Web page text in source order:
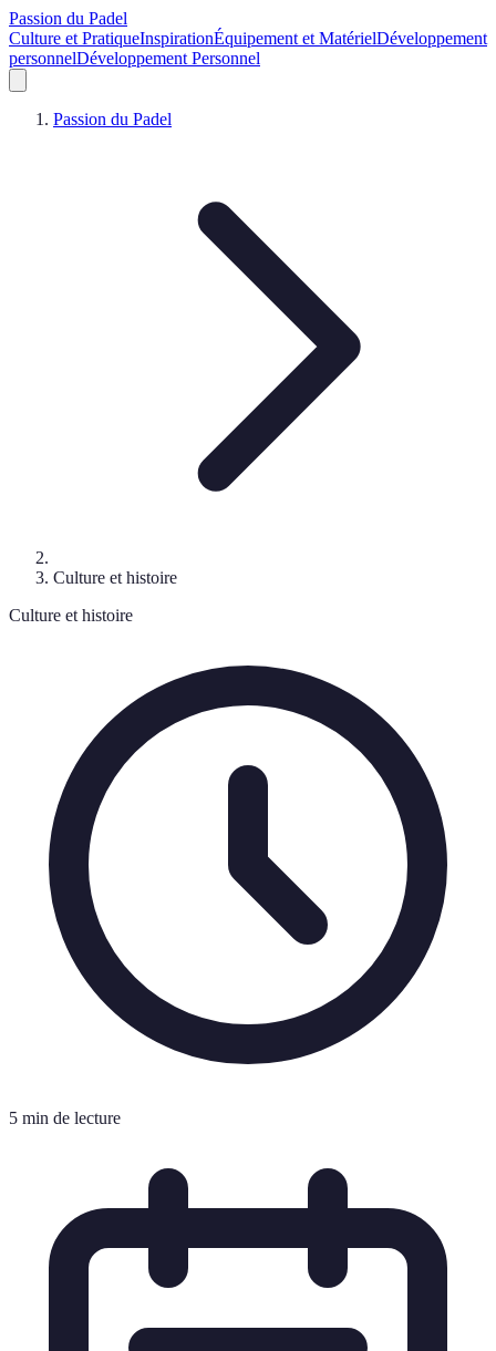
Passion du Padel
Culture et PratiqueInspirationÉquipement et MatérielDéveloppement
personnelDéveloppement Personnel
Passion du Padel
Culture et histoire
Culture et histoire
5 min de lecture